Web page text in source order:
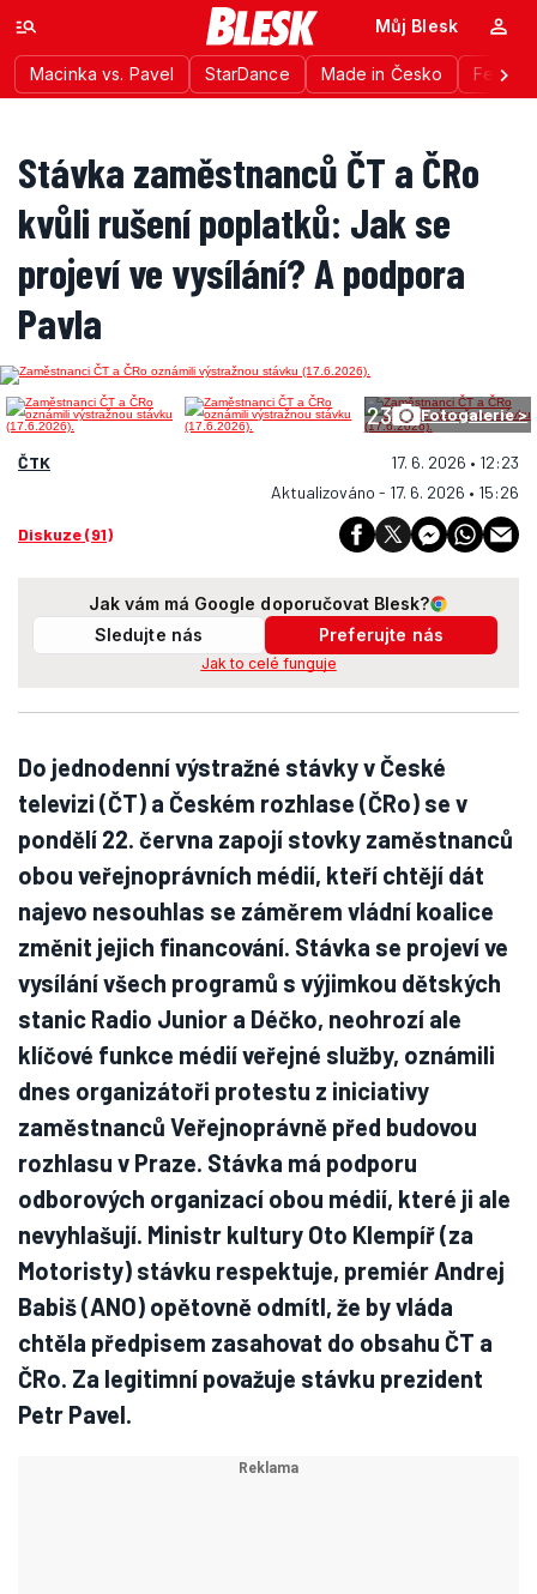
Macinka vs. Pavel StarDance Made in Česko
Můj Blesk
Stávka zaměstnanců ČT a ČRo
kvůli rušení poplatků: Jak se
projeví ve vysílání? A podpora
Pavla
23 Fotogalerie >
ČTK
17. 6. 2026 • 12:23
Aktualizováno - 17. 6. 2026 • 15:26
Diskuze (91)
Jak vám má Google doporučovat Blesk?
Sledujte nás
Preferujte nás
Jak to celé funguje
Do jednodenní výstražné stávky v České
televizi (ČT) a Českém rozhlase (ČRo) se v
pondělí 22. června zapojí stovky zaměstnanců
obou veřejnoprávních médií, kteří chtějí dát
najevo nesouhlas se záměrem vládní koalice
změnit jejich financování. Stávka se projeví ve
vysílání všech programů s výjimkou dětských
stanic Radio Junior a Déčko, neohrozí ale
klíčové funkce médií veřejné služby, oznámili
dnes organizátoři protestu z iniciativy
zaměstnanců Veřejnoprávně před budovou
rozhlasu v Praze. Stávka má podporu
odborových organizací obou médií, které ji ale
nevyhlašují. Ministr kultury Oto Klempíř (za
Motoristy) stávku respektuje, premiér Andrej
Babiš (ANO) opětovně odmítl, že by vláda
chtěla předpisem zasahovat do obsahu ČT a
ČRo. Za legitimní považuje stávku prezident
Petr Pavel.